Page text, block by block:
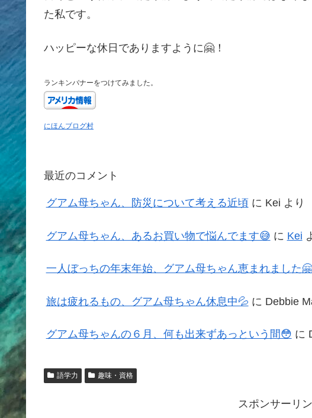
た私です。
ハッピーな休日でありますように🤗！
ランキンバナーをつけてみました。
にほんブログ村
最近のコメント
グアム母ちゃん、防災について考える近頃に Kei より
グアム母ちゃん、あるお買い物で悩んでます😅 に Kei
一人ぼっちの年末年始、グアム母ちゃん恵まれました🤗
旅は疲れるもの、グアム母ちゃん休息中💦 に Debbie
グアム母ちゃんの６月、何も出来ずあっという間😳 に
語学力 趣味・資格
スポンサーリ